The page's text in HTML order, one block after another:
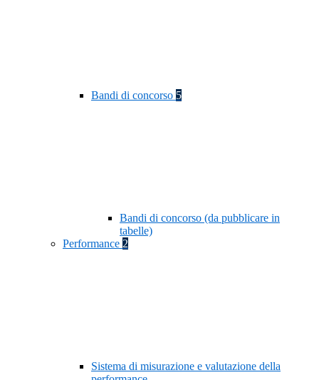
Bandi di concorso 5
Bandi di concorso (da pubblicare in
tabelle)
Performance 2
Sistema di misurazione e valutazione della